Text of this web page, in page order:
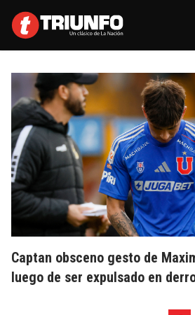
Captan obsceno gesto de
luego de ser expulsado en